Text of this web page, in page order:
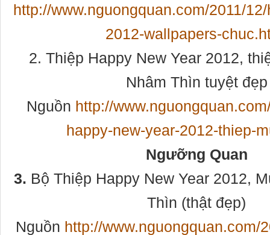
http://www.nguongquan.com/2011/
2012-wallpapers-
2. Thiệp Happy New Year 2012,
Nhâm Thìn tuyệt đẹp
Nguồn http://
happy-new-year-2012-thiep-
Ngưỡng Quan
3. Bộ Thiệp Happy New Year 2012,
Thìn (thật đẹp)
Nguồn http://www.nguongquan.com/